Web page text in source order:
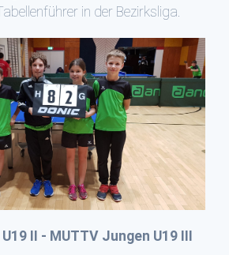
in der Bezirksliga.
II - MUTTV Jungen U19 III